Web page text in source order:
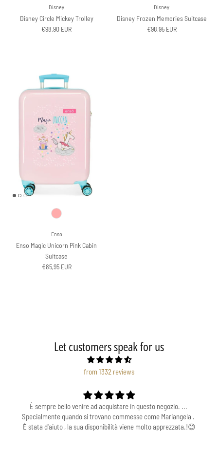
Disney
Disney Circle Mickey Trolley
Regular price
€98,90 EUR
Disney
Disney Frozen Memories Suitcase
Regular price
€98,95 EUR
Enso
Enso Magic Unicorn Pink Cabin
Suitcase
Regular price
€85,95 EUR
Let customers speak for us
from 1332 reviews
È sempre bello venire ad acquistare in questo negozio. ...
Specialmente quando si trovano commesse come Mariangela .
È stata d'aiuto , la sua disponibilità viene molto apprezzata.!😊